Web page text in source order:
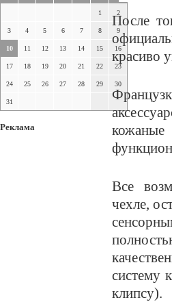
1 2
3 4 5 6 7 8 9
10 11 12 13 14 15 16
17 18 19 20 21 22 23
24 25 26 27 28 29 30
31
Реклама
После
красиво
кожаные
Все
чехле,
систему